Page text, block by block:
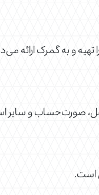
تهیه و به گمرک ارائه
صورت‌حساب و سایر
است.